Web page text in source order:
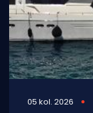
05 kol. 2026